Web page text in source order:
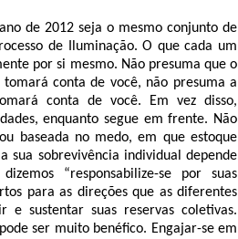
de 2012 seja o mesmo conjunto de
de Iluminação. O que cada um
por si mesmo. Não presuma que o
conta de você, não presuma a
conta de você. Em vez disso,
enquanto segue em frente. Não
baseada no medo, em que estoque
sua sobrevivência individual depende
“responsabilize-se por suas
para as direções que as diferentes
e sustentar suas reservas coletivas.
ser muito benéfico. Engajar-se em